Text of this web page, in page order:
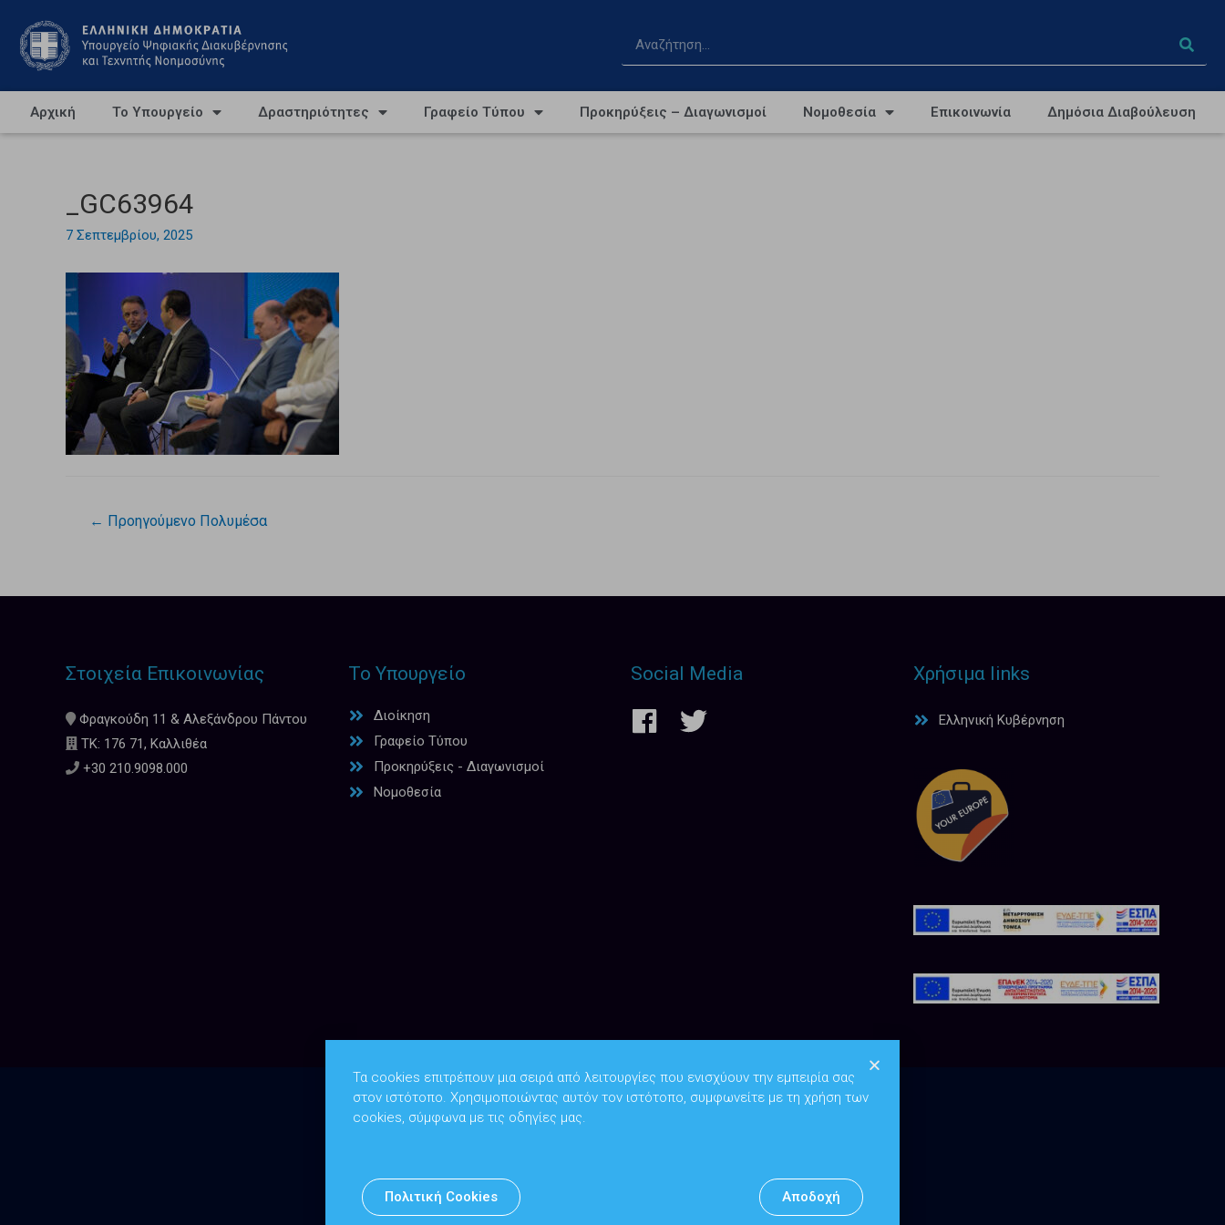
Αρχική Το Υπουργείο Δραστηριότητες Γραφείο Τύπου Προκηρύξεις – Διαγωνισμοί Νομοθεσία Επικοινωνία Δημόσια Διαβούλευση
_GC63964
7 Σεπτεμβρίου, 2025
← Προηγούμενο Πολυμέσα
Στοιχεία Επικοινωνίας
Φραγκούδη 11 & Αλεξάνδρου Πάντου
ΤΚ: 176 71, Καλλιθέα
+30 210.9098.000
Το Υπουργείο
Διοίκηση
Γραφείο Τύπου
Προκηρύξεις - Διαγωνισμοί
Νομοθεσία
Social Media Χρήσιμα links
Ελληνική Κυβέρνηση
Copyright © 2026Υπουργείο Ψηφιακής Διακυβέρνησης
Τα cookies επιτρέπουν μια σειρά από λειτουργίες που ενισχύουν την εμπειρία σας
στον ιστότοπο. Χρησιμοποιώντας αυτόν τον ιστότοπο, συμφωνείτε με τη χρήση των
cookies, σύμφωνα με τις οδηγίες μας.
Πολιτική Cookies Αποδοχή